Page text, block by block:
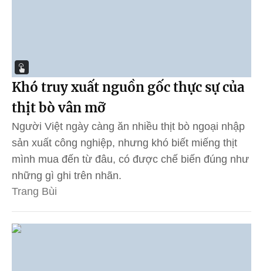
Khó truy xuất nguồn gốc thực sự của
thịt bò vân mỡ
Người Việt ngày càng ăn nhiều thịt bò ngoại nhập
sản xuất công nghiệp, nhưng khó biết miếng thịt
mình mua đến từ đâu, có được chế biến đúng như
những gì ghi trên nhãn.
Trang Bùi